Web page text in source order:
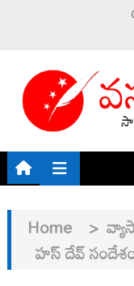
content
Home >
హస్ దేవ్